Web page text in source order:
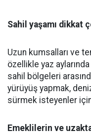
Sahil yaşamı dikkat
Uzun kumsalları ve
özellikle yaz
sahil bölgeleri
yürüyüş yapmak,
sürmek isteyenler
Emeklilerin ve